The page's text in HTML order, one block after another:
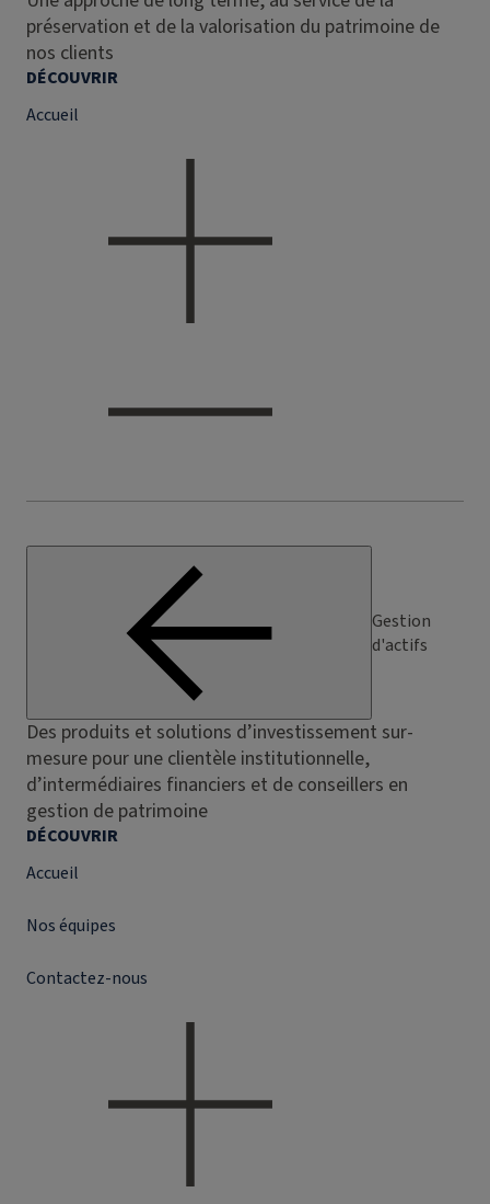
préservation et de la valorisation du patrimoine de
nos clients
DÉCOUVRIR
Accueil
Gestion
d'actifs
Des produits et solutions d’investissement sur-
mesure pour une clientèle institutionnelle,
d’intermédiaires financiers et de conseillers en
gestion de patrimoine
DÉCOUVRIR
Accueil
Nos équipes
Contactez-nous